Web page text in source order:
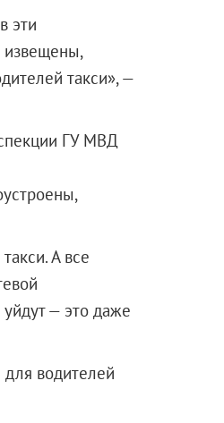
эти
извещены,
такси», —
ГУ МВД
А все
— это даже
водителей